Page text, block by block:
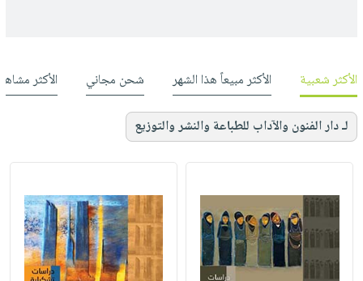
الأكثر شعبية الأكثر مبيعاً هذا الشهر شحن مجاني الأكثر
لـ دار الفنون والآداب للطباعة والنشر والتوزيع